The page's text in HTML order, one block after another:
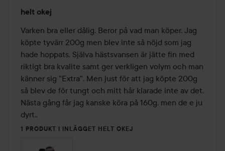
3
av
5
helt okej
Varken bra eller dålig. Beror på vad man köper. Jag
köpte tyvärr 200g men blev inte så nöjd som jag
hade hoppats. Själva hästsvansen är jätte fin med
riktigt bra kvalite samt ger verkligen volym och man
känner sig "Extra". Men just för att jag köpte 200g
så blev de för tungt och mitt hår klarade inte av det.
Nästa gång får jag kanske köra på 160g, men de e ju
dyrt..
1 PRODUKT I INLÄGGET HELT OKEJ